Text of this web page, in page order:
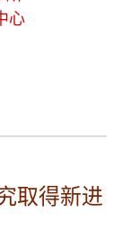
心
取得新进